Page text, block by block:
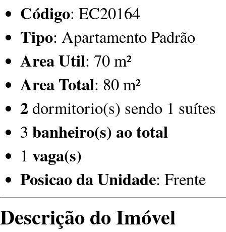
Código: EC20164
Tipo: Apartamento Padrão
Area Util: 70 m²
Area Total: 80 m²
2 dormitorio(s) sendo 1 suítes
3 banheiro(s) ao total
1 vaga(s)
Posicao da Unidade: Frente
Descrição do Imóvel